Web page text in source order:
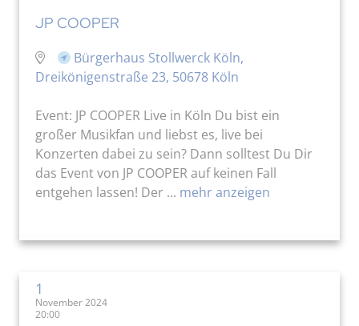
JP COOPER
Bürgerhaus Stollwerck Köln,
Dreikönigenstraße 23, 50678 Köln
Event: JP COOPER Live in Köln Du bist ein
großer Musikfan und liebst es, live bei
Konzerten dabei zu sein? Dann solltest Du Dir
das Event von JP COOPER auf keinen Fall
entgehen lassen! Der ... mehr anzeigen
1
November 2024
20:00